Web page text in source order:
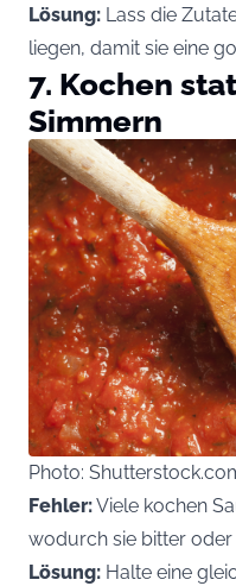
Lösung: Lass die
liegen, damit sie eine
7. Kochen
Simmern
Photo:
Fehler:Viele kochen
wodurch sie bitter
Lösung: Halte eine